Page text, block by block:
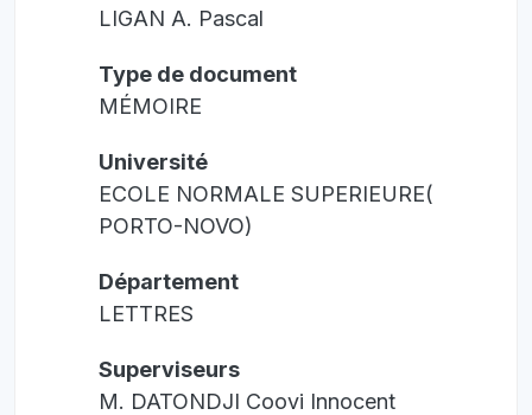
LIGAN A. Pascal
Type de document
MÉMOIRE
Université
ECOLE NORMALE SUPERIEURE(
PORTO-NOVO)
Département
LETTRES
Superviseurs
M. DATONDJI Coovi Innocent